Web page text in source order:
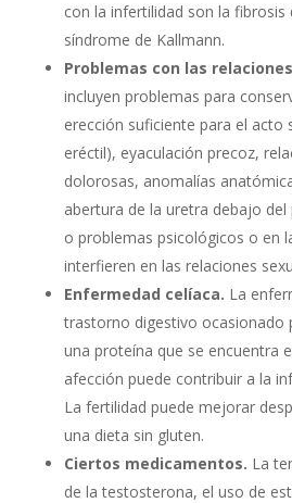
con la infertilidad son la fibrosis
síndrome de Kallmann.
Problemas con las
incluyen problemas para
erección suficiente para el acto
eréctil), eyaculación precoz,
dolorosas, anomalías
abertura de la uretra debajo del
o problemas psicológicos o en
interfieren en las relaciones
Enfermedad celíaca. La
trastorno digestivo ocasionado
una proteína que se encuentra
afección puede contribuir a la
La fertilidad puede mejorar
una dieta sin gluten.
Ciertos medicamentos. La
de la testosterona, el uso de